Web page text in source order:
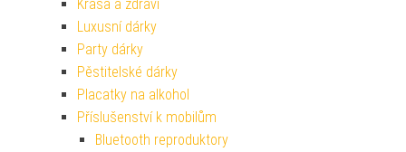
Krása a zdraví
Luxusní dárky
Party dárky
Pěstitelské dárky
Placatky na alkohol
Příslušenství k mobilům
Bluetooth reproduktory